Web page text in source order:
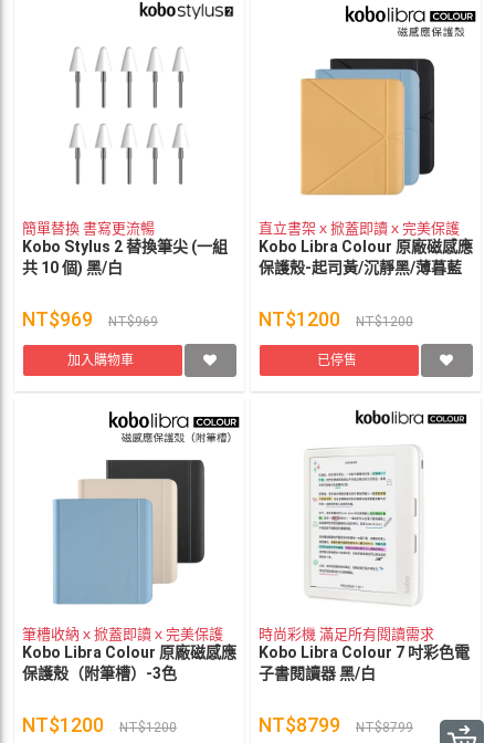
簡單替換 書寫更流暢
Kobo Stylus 2 替換筆尖 (一組
共 10 個) 黑/白
NT$969 NT$969
加入購物車
直立書架ｘ掀蓋即讀ｘ完美保護
Kobo Libra Colour 原廠磁感應
保護殼-起司黃/沉靜黑/薄暮藍
NT$1200 NT$1200
已停售
筆槽收納ｘ掀蓋即讀ｘ完美保護
Kobo Libra Colour 原廠磁感應
保護殼（附筆槽）-3色
NT$1200 NT$1200
時尚彩機 滿足所有閱讀需求
Kobo Libra Colour 7 吋彩色電
子書閱讀器 黑/白
NT$8799 NT$8799